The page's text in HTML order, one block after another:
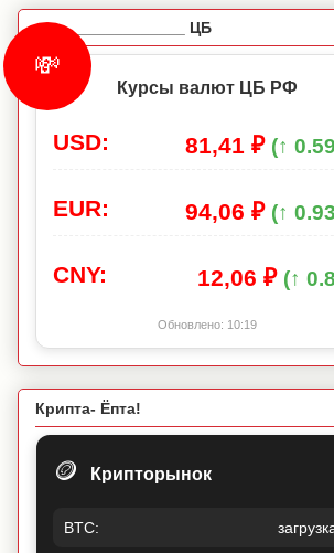
_________________ ЦБ
💸
Курсы валют ЦБ РФ
USD: 81,41 ₽ (↑
EUR: 94,06 ₽ (↑
CNY: 12,06 ₽ (↑
Обновлено: 10:19
Крипта- Ёпта!
🪙 Крипторынок
BTC: